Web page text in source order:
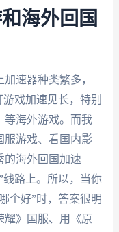
海外回国
速器种类繁多，
戏加速见长，特别
等海外游戏。而我
游戏、看国内影
的海外回国加速
线路上。所以，当你
个好”时，答案很明
耀》国服、用《原